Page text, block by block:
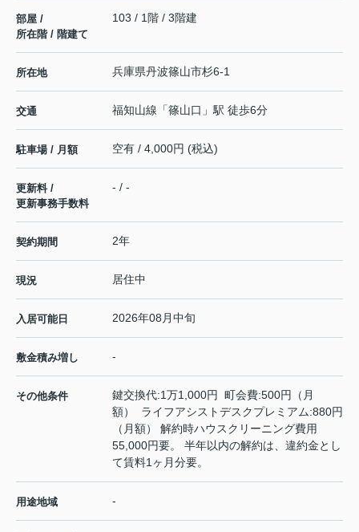
部屋 /
所在階 / 階建て
103 / 1階 / 3階建
所在地 兵庫県丹波篠山市杉6-1
交通 福知山線 「篠山口 」駅 徒歩6分
駐車場 / 月額 空有 / 4,000円 (税込)
更新料 /
更新事務手数料
- / -
契約期間 2年
現況 居住中
入居可能日 2026年08月中旬
敷金積み増し -
その他条件
鍵交換代:1万1,000円 町会費:500円（月
額） ライフアシストデスクプレミアム:880円
（月額） 解約時ハウスクリーニング費用
55,000円要。 半年以内の解約は、違約金とし
て賃料1ヶ月分要。
用途地域 -